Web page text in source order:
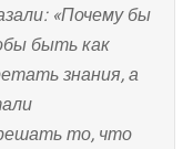
«Почему бы
быть как
знания, а
то, что